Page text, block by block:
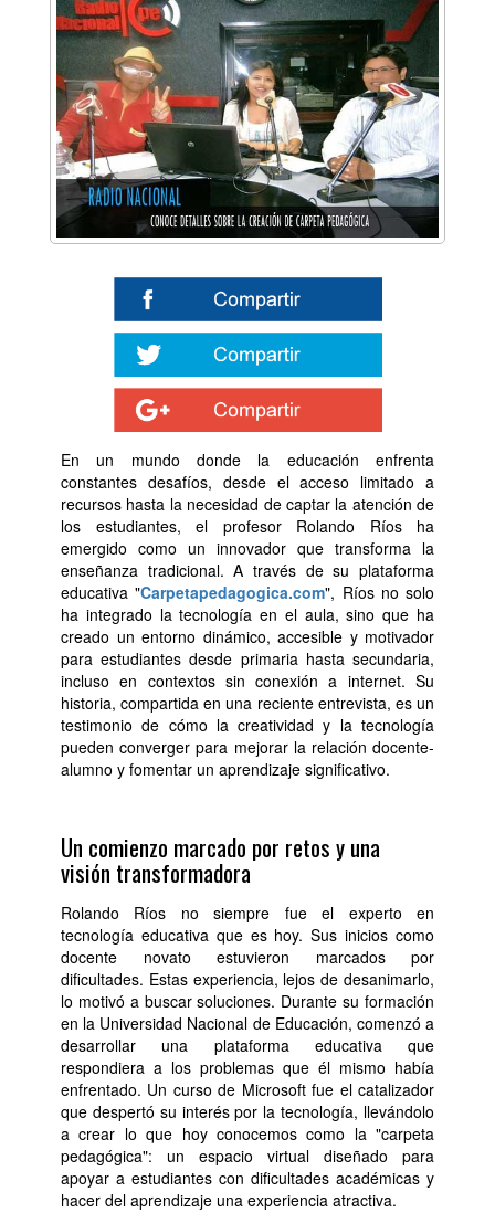
En un mundo donde la educación enfrenta
constantes desafíos, desde el acceso limitado a
recursos hasta la necesidad de captar la atención de
los estudiantes, el profesor Rolando Ríos ha
emergido como un innovador que transforma la
enseñanza tradicional. A través de su plataforma
educativa "Carpetapedagogica.com", Ríos no solo
ha integrado la tecnología en el aula, sino que ha
creado un entorno dinámico, accesible y motivador
para estudiantes desde primaria hasta secundaria,
incluso en contextos sin conexión a internet. Su
historia, compartida en una reciente entrevista, es un
testimonio de cómo la creatividad y la tecnología
pueden converger para mejorar la relación docente-
alumno y fomentar un aprendizaje significativo.
Un comienzo marcado por retos y una
visión transformadora
Rolando Ríos no siempre fue el experto en
tecnología educativa que es hoy. Sus inicios como
docente novato estuvieron marcados por
dificultades. Estas experiencia, lejos de desanimarlo,
lo motivó a buscar soluciones. Durante su formación
en la Universidad Nacional de Educación, comenzó a
desarrollar una plataforma educativa que
respondiera a los problemas que él mismo había
enfrentado. Un curso de Microsoft fue el catalizador
que despertó su interés por la tecnología, llevándolo
a crear lo que hoy conocemos como la "carpeta
pedagógica": un espacio virtual diseñado para
apoyar a estudiantes con dificultades académicas y
hacer del aprendizaje una experiencia atractiva.